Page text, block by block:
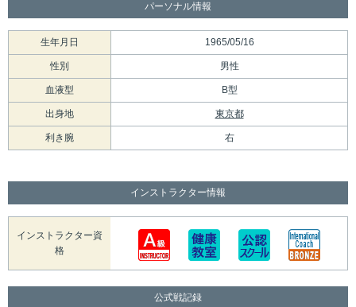
パーソナル情報
生年月日 1965/05/16
性別 男性
血液型 B型
出身地 東京都
利き腕 右
インストラクター情報
インストラクター資
格
公式戦記録